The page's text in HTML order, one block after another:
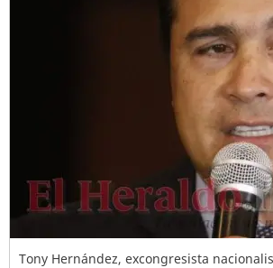
Tony Hernández, excongresista